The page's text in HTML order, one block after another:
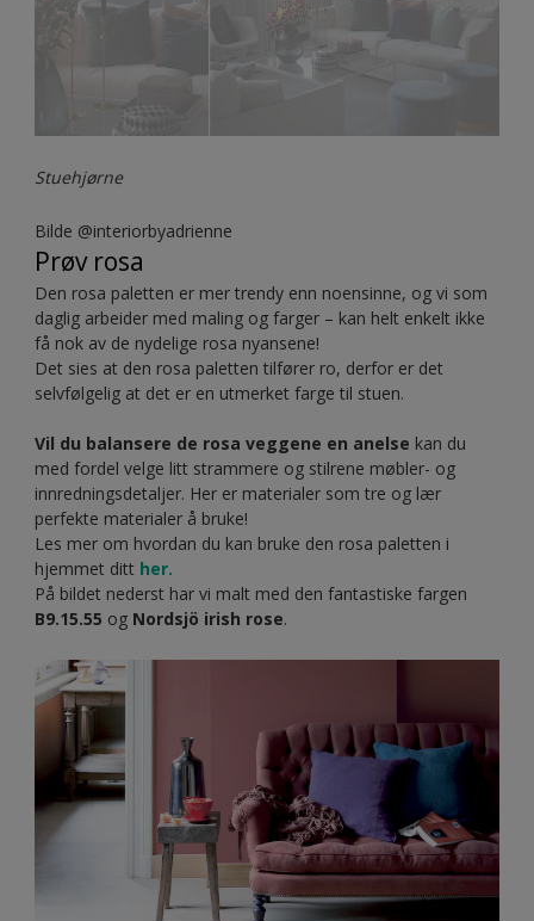
Hjemme hos bloggeren @interiorbyadrienne
vakre, gråblå
. Det er en allsidig farge som er
lett å kombinere med andre blå toner og naturfarger for å
Stuehjørne
Bilde @interiorbyadrienne
Prøv rosa
Den rosa paletten er mer trendy enn noensinne, og vi som
daglig arbeider med maling og farger – kan helt enkelt ikke
få nok av de nydelige rosa nyansene!
Det sies at den rosa paletten tilfører ro, derfor er det
selvfølgelig at det er en utmerket farge til stuen.
Vil du balansere de rosa veggene en anelse
med fordel velge litt strammere og stilrene møbler- og
innredningsdetaljer. Her er materialer som tre og lær
perfekte materialer å bruke!
Les mer om hvordan du kan bruke den rosa paletten i
hjemmet ditt
her.
På bildet nederst har vi malt med den fantastiske fargen
Nordsjö irish rose.